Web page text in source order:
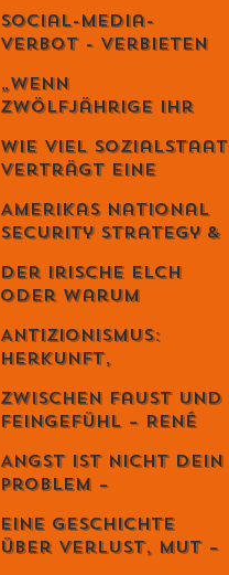
Meta von Salis
Social-Media-
Verbot - Verbieten
„Wenn
Zwölfjährige ihr
Iran-Aktivist
Sebastian Di
Benedetto über
Revolution,
Massaker und das
Schweigen des
Westens
Wie viel Sozialstaat
verträgt eine
Amerikas National
Security Strategy &
Weckruf oder
Kriegserklärung?
Der irische Elch
oder warum
gefährlich ist...
Antizionismus:
Herkunft,
Missverständnisse
Zwischen Faust und
Feingefühl – René
Kunst der
lebendigen Balance
Angst ist nicht dein
Problem –
zerstört dein
Leben.
Eine Geschichte
über Verlust, Mut –